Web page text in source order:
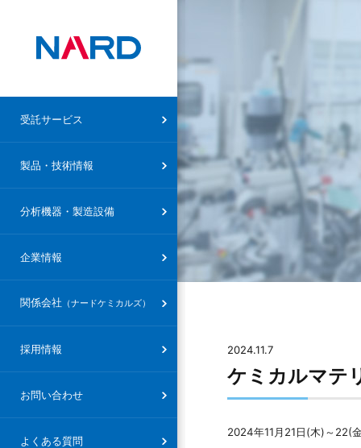
受託サービス
受託サービス トップ
受託製造
共同研究
製品・技術情報
製品・技術情報トップ
精製技術
製品
その他
分析機器・製造設備
ナード研究所
ナードケミカルズ
企業情報
企業情報トップ
会社概要・沿革
アクセスマップ
環境方針
関係会社 （ナードケミカルズ）
ナードケミカルズ トップ
設備概要
採用情報
お問い合わせ
よくある質問
2024.11.7
ケミカルマテ
2024年11月21日(木)～22(